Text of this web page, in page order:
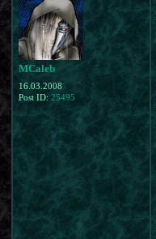
MCaleb
16.03.2008
Post ID: 25495